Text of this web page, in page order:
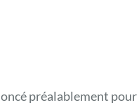
préalablement